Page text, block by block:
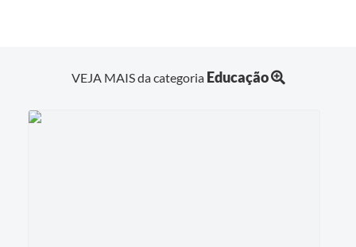
VEJA MAIS da categoria Educação